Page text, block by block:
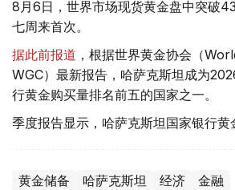
8月6日，世界市场现货黄金盘中突破
七周来首次。
据此前报道 ，根据世界黄金协会（
WGC）最新报告，哈萨克斯坦成为
行黄金购买量排名前五的国家之一。
季度报告显示，哈萨克斯坦国家银行黄
黄金储备 哈萨克斯坦 经济 金融